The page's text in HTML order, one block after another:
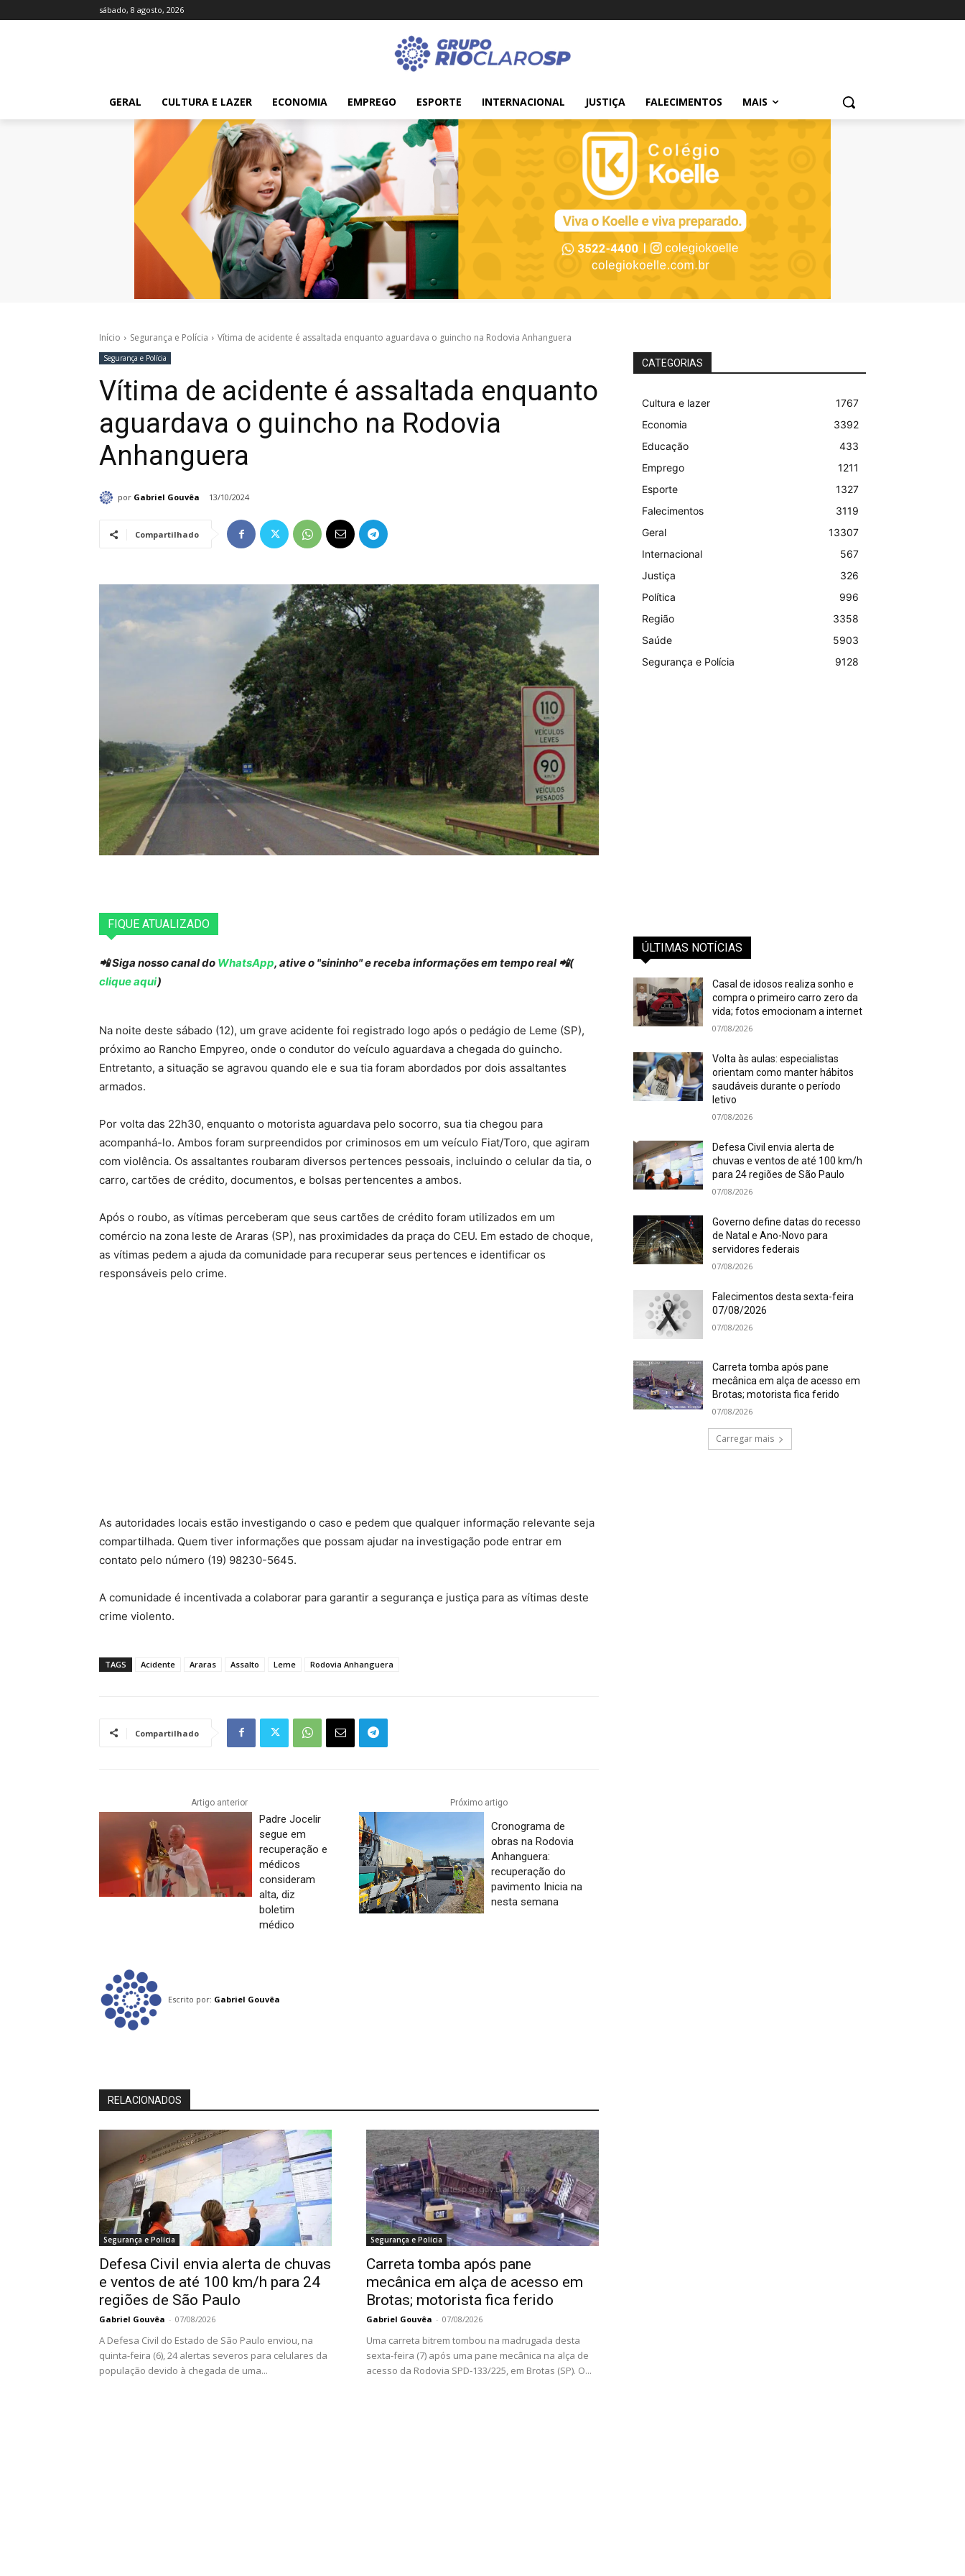
sábado, 8 agosto, 2026
GERAL CULTURA E LAZER ECONOMIA EMPREGO ESPORTE INTERNACIONAL JUSTIÇA FALECIMENTOS MAIS
Início Segurança e Polícia Vítima de acidente é assaltada enquanto aguardava o guincho na Rodovia Anhanguera
Segurança e Polícia
Vítima de acidente é assaltada enquanto
aguardava o guincho na Rodovia
Anhanguera
por Gabriel Gouvêa 13/10/2024
Compartilhado
FIQUE ATUALIZADO
📲 Siga nosso canal do WhatsApp, ative o "sininho" e receba informações em tempo real 📲(
clique aqui)
Na noite deste sábado (12), um grave acidente foi registrado logo após o pedágio de Leme (SP),
próximo ao Rancho Empyreo, onde o condutor do veículo aguardava a chegada do guincho.
Entretanto, a situação se agravou quando ele e sua tia foram abordados por dois assaltantes
armados.
Por volta das 22h30, enquanto o motorista aguardava pelo socorro, sua tia chegou para
acompanhá-lo. Ambos foram surpreendidos por criminosos em um veículo Fiat/Toro, que agiram
com violência. Os assaltantes roubaram diversos pertences pessoais, incluindo o celular da tia, o
carro, cartões de crédito, documentos, e bolsas pertencentes a ambos.
Após o roubo, as vítimas perceberam que seus cartões de crédito foram utilizados em um
comércio na zona leste de Araras (SP), nas proximidades da praça do CEU. Em estado de choque,
as vítimas pedem a ajuda da comunidade para recuperar seus pertences e identificar os
responsáveis pelo crime.
As autoridades locais estão investigando o caso e pedem que qualquer informação relevante seja
compartilhada. Quem tiver informações que possam ajudar na investigação pode entrar em
contato pelo número (19) 98230-5645.
A comunidade é incentivada a colaborar para garantir a segurança e justiça para as vítimas deste
crime violento.
TAGS Acidente Araras Assalto Leme Rodovia Anhanguera
Compartilhado
Artigo anterior
Padre Jocelir
segue em
recuperação e
médicos
consideram
alta, diz
boletim
médico
Próximo artigo
Cronograma de
obras na Rodovia
Anhanguera:
recuperação do
pavimento Inicia na
nesta semana
Escrito por: Gabriel Gouvêa
RELACIONADOS
Segurança e Polícia
Defesa Civil envia alerta de chuvas
e ventos de até 100 km/h para 24
regiões de São Paulo
Gabriel Gouvêa - 07/08/2026
A Defesa Civil do Estado de São Paulo enviou, na
quinta-feira (6), 24 alertas severos para celulares da
população devido à chegada de uma...
Segurança e Polícia
Carreta tomba após pane
mecânica em alça de acesso em
Brotas; motorista fica ferido
Gabriel Gouvêa - 07/08/2026
Uma carreta bitrem tombou na madrugada desta
sexta-feira (7) após uma pane mecânica na alça de
acesso da Rodovia SPD-133/225, em Brotas (SP). O...
CATEGORIAS
Cultura e lazer
1767
Economia
3392
Educação
433
Emprego
1211
Esporte
1327
Falecimentos
3119
Geral
13307
Internacional
567
Justiça
326
Política
996
Região
3358
Saúde
5903
Segurança e Polícia
9128
ÚLTIMAS NOTÍCIAS
Casal de idosos realiza sonho e
compra o primeiro carro zero da
vida; fotos emocionam a internet
07/08/2026
Volta às aulas: especialistas
orientam como manter hábitos
saudáveis durante o período
letivo
07/08/2026
Defesa Civil envia alerta de
chuvas e ventos de até 100 km/h
para 24 regiões de São Paulo
07/08/2026
Governo define datas do recesso
de Natal e Ano-Novo para
servidores federais
07/08/2026
Falecimentos desta sexta-feira
07/08/2026
07/08/2026
Carreta tomba após pane
mecânica em alça de acesso em
Brotas; motorista fica ferido
07/08/2026
Carregar mais